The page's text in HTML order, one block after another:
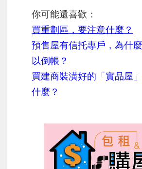
你可能還喜歡：
買重劃區，要注意什麼？
預售屋有信托專戶，為什
以倒帳？
買建商裝潢好的「實品屋
什麼？